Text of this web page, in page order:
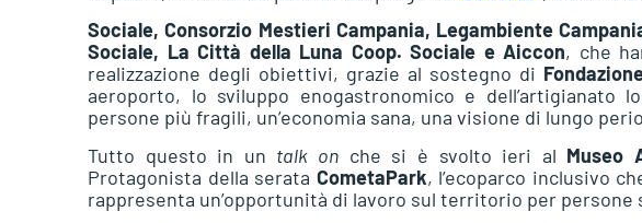
Sociale, Consorzio Mestieri Campania, Legambiente
Sociale, La Città della Luna Coop. Sociale e Aiccon, che
realizzazione degli obiettivi, grazie al sostegno di
aeroporto, lo sviluppo enogastronomico e dell’artigianato
persone più fragili, un’economia sana, una visione di lungo
Tutto questo in un talk on che si è svolto ieri al Museo
Protagonista della serata CometaPark, l’ecoparco inclusivo
rappresenta un’opportunità di lavoro sul territorio per persone